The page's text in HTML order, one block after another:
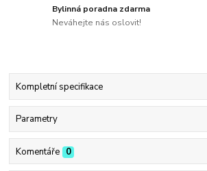
Bylinná poradna zdarma
Neváhejte nás oslovit!
Kompletní specifikace
Parametry
Komentáře 0